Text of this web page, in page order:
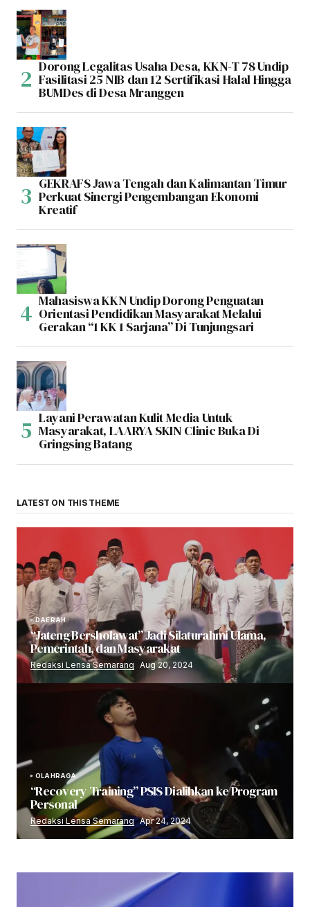
Dorong Legalitas Usaha Desa, KKN-T 78 Undip
Fasilitasi 25 NIB dan 12 Sertifikasi Halal Hingga
BUMDes di Desa Mranggen
GEKRAFS Jawa Tengah dan Kalimantan Timur
Perkuat Sinergi Pengembangan Ekonomi
Kreatif
Mahasiswa KKN Undip Dorong Penguatan
Orientasi Pendidikan Masyarakat Melalui
Gerakan “1 KK 1 Sarjana” Di Tunjungsari
Layani Perawatan Kulit Media Untuk
Masyarakat, LAARYA SKIN Clinic Buka Di
Gringsing Batang
LATEST ON THIS THEME
DAERAH
“Jateng Bersholawat” Jadi Silaturahmi Ulama,
Pemerintah, dan Masyarakat
Redaksi Lensa Semarang Aug 20, 2024
OLAHRAGA
“Recovery Training” PSIS Dialihkan ke Program
Personal
Redaksi Lensa Semarang Apr 24, 2024